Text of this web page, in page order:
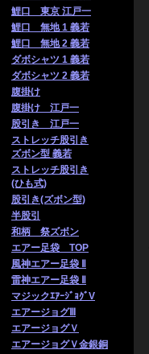
鯉口 東京 江戸一
鯉口 無地 1 義若
鯉口 無地 2 義若
ダボシャツ 1 義若
ダボシャツ 2 義若
腹掛け
腹掛け 江戸一
股引き 江戸一
ストレッチ股引き
ズボン型 義若
ストレッチ股引き
(ひも式)
股引き(ズボン型)
半股引
和柄 祭ズボン
エアー足袋 TOP
風神エアー足袋 Ⅱ
雷神エアー足袋 Ⅱ
マジックｴｱｰｼﾞｮｸﾞV
エアージョグⅢ
エアージョグＶ
エアージョグＶ金銀銅